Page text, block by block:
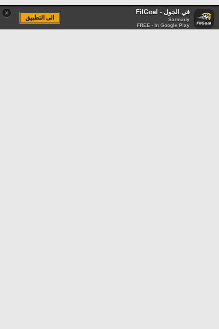
× في الجول - FilGoal
Sarmady
FREE - In Google Play
الى التطبيق